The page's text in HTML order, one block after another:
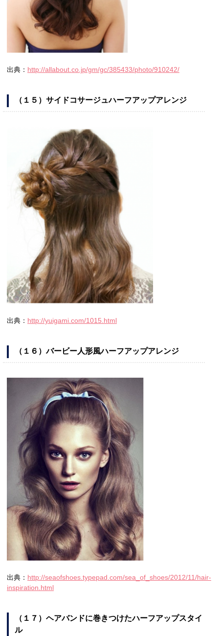
出典： http://allabout.co.jp/gm/gc/385433/photo/910242/
（１５）サイドコサージュハーフアップアレンジ
出典： http://yuigami.com/1015.html
（１６）バービー人形風ハーフアップアレンジ
出典： http://seaofshoes.typepad.com/sea_of_shoes/2012/11/hair-
inspiration.html
（１７）ヘアバンドに巻きつけたハーフアップスタイ
ル